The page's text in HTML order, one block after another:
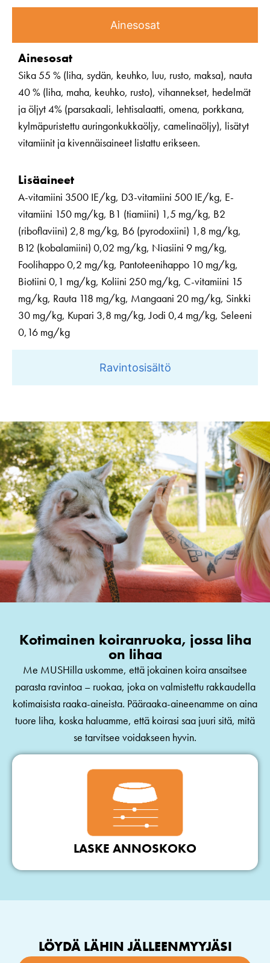
Ainesosat
Ravintosisältö
Ainesosat
Sika 55 % (liha, sydän, keuhko, luu, rusto, maksa), nauta
40 % (liha, maha, keuhko, rusto), vihannekset, hedelmät
ja öljyt 4% (parsakaali, lehtisalaatti, omena, porkkana,
kylmäpuristettu auringonkukkaöljy, camelinaöljy), lisätyt
vitamiinit ja kivennäisaineet listattu erikseen.
Lisäaineet
A-vitamiini 3500 IE/kg, D3-vitamiini 500 IE/kg, E-
vitamiini 150 mg/kg, B1 (tiamiini) 1,5 mg/kg, B2
(riboflaviini) 2,8 mg/kg, B6 (pyrodoxiini) 1,8 mg/kg,
B12 (kobalamiini) 0,02 mg/kg, Niasiini 9 mg/kg,
Foolihappo 0,2 mg/kg, Pantoteenihappo 10 mg/kg,
Biotiini 0,1 mg/kg, Koliini 250 mg/kg, C-vitamiini 15
mg/kg, Rauta 118 mg/kg, Mangaani 20 mg/kg, Sinkki
30 mg/kg, Kupari 3,8 mg/kg, Jodi 0,4 mg/kg, Seleeni
0,16 mg/kg
Kotimainen koiranruoka, jossa liha
on lihaa
Me MUSHilla uskomme, että jokainen koira ansaitsee
parasta ravintoa – ruokaa, joka on valmistettu rakkaudella
kotimaisista raaka-aineista. Pääraaka-aineenamme on aina
tuore liha, koska haluamme, että koirasi saa juuri sitä, mitä
se tarvitsee voidakseen hyvin.
LASKE ANNOSKOKO
LÖYDÄ LÄHIN JÄLLEENMYYJÄSI